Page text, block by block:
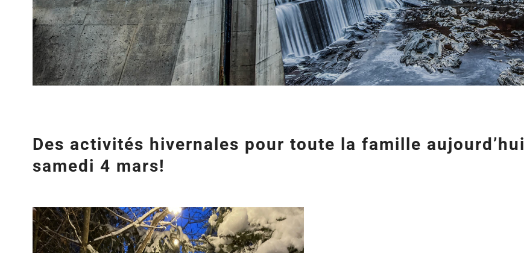
Des activités hivernales pour toute la famille aujourd’hui
samedi 4 mars!
Agrandir
l&apos;image